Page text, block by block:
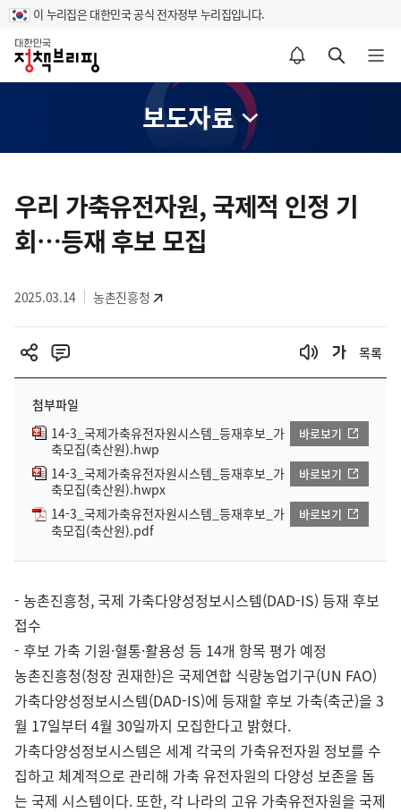
이 누리집은 대한민국 공식 전자정부 누리집입니다.
홈
알림설정 바로가기 검색 바로가기 메뉴 열기
보도자료
텐
츠
영
우리 가축유전자원, 국제적 인정 기
회…등재 후보 모집
2025.03.14 농촌진흥청
목록
첨부파일
14-3_국제가축유전자원시스템_등재후보_가
축모집(축산원).hwp
바로보기
14-3_국제가축유전자원시스템_등재후보_가
축모집(축산원).hwpx
바로보기
14-3_국제가축유전자원시스템_등재후보_가
축모집(축산원).pdf
바로보기
- 농촌진흥청, 국제 가축다양성정보시스템(DAD-IS) 등재 후보
접수
- 후보 가축 기원·혈통·활용성 등 14개 항목 평가 예정
농촌진흥청(청장 권재한)은 국제연합 식량농업기구(UN FAO)
가축다양성정보시스템(DAD-IS)에 등재할 후보 가축(축군)을 3
월 17일부터 4월 30일까지 모집한다고 밝혔다.
가축다양성정보시스템은 세계 각국의 가축유전자원 정보를 수
집하고 체계적으로 관리해 가축 유전자원의 다양성 보존을 돕
는 국제 시스템이다. 또한, 각 나라의 고유 가축유전자원을 국제